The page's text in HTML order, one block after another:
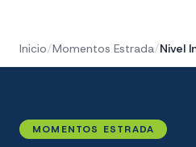
Inicio/Momentos Estrada/
MOMENTOS ESTRADA